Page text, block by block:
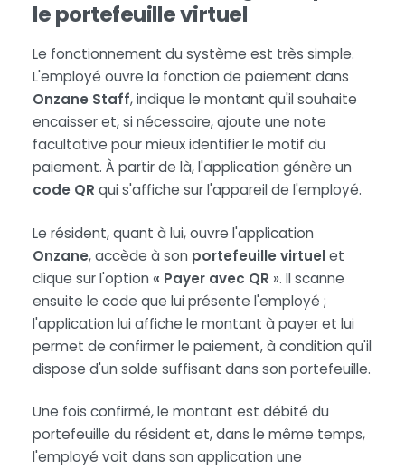
le portefeuille virtuel
Le fonctionnement du système est très simple.
L'employé ouvre la fonction de paiement dans
Onzane Staff, indique le montant qu'il souhaite
encaisser et, si nécessaire, ajoute une note
facultative pour mieux identifier le motif du
paiement. À partir de là, l'application génère un
code QR qui s'affiche sur l'appareil de l'employé.
Le résident, quant à lui, ouvre l'application
Onzane, accède à son portefeuille virtuelet
clique sur l'option « Payer avec QR ». Il scanne
ensuite le code que lui présente l'employé ;
l'application lui affiche le montant à payer et lui
permet de confirmer le paiement, à condition qu'il
dispose d'un solde suffisant dans son portefeuille.
Une fois confirmé, le montant est débité du
portefeuille du résident et, dans le même temps,
l'employé voit dans son application une